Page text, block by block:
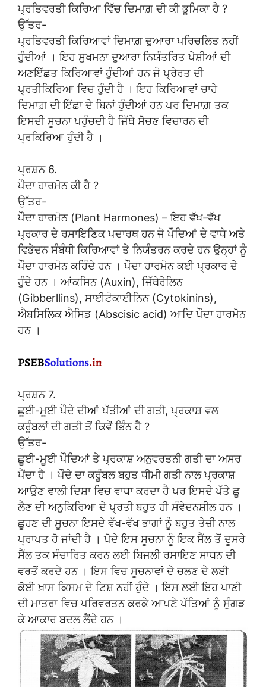
ਪ੍ਰਤਿਵਰਤੀ ਕਿਰਿਆ ਵਿੱਚ ਦਿਮਾਗ਼ ਦੀ ਕੀ ਭੂਮਿਕਾ ਹੈ ?
ਉੱਤਰ-
ਪ੍ਰਤਿਵਰਤੀ ਕਿਰਿਆਵਾਂ ਦਿਮਾਗ਼ ਦੁਆਰਾ ਪਰਿਚਲਿਤ ਨਹੀਂ
ਹੁੰਦੀਆਂ । ਇਹ ਸੁਖਮਨਾ ਦੁਆਰਾ ਨਿਯੰਤਰਿਤ ਪੇਸ਼ੀਆਂ ਦੀ
ਅਣਇੱਛਤ ਕਿਰਿਆਵਾਂ ਹੁੰਦੀਆਂ ਹਨ ਜੋ ਪ੍ਰੇਰਤ ਦੀ
ਪ੍ਰਤੀਕਿਰਿਆ ਵਿਚ ਹੁੰਦੀ ਹੈ । ਇਹ ਕਿਰਿਆਵਾਂ ਚਾਹੇ
ਦਿਮਾਗ਼ ਦੀ ਇੱਛਾ ਦੇ ਬਿਨਾਂ ਹੁੰਦੀਆਂ ਹਨ ਪਰ ਦਿਮਾਗ਼ ਤਕ
ਇਸਦੀ ਸੂਚਨਾ ਪਹੁੰਚਦੀ ਹੈ ਜਿੱਥੇ ਸੋਚਣ ਵਿਚਾਰਨ ਦੀ
ਪ੍ਰਕਿਰਿਆ ਹੁੰਦੀ ਹੈ ।
ਪ੍ਰਸ਼ਨ 6.
ਪੌਦਾ ਹਾਰਮੋਨ ਕੀ ਹੈ ?
ਉੱਤਰ-
ਪੌਦਾ ਹਾਰਮੋਨ (Plant Harmones) – ਇਹ ਵੱਖ-ਵੱਖ
ਪ੍ਰਕਾਰ ਦੇ ਰਸਾਇਣਿਕ ਪਦਾਰਥ ਹਨ ਜੋ ਪੌਦਿਆਂ ਦੇ ਵਾਧੇ ਅਤੇ
ਵਿਭੇਦਨ ਸੰਬੰਧੀ ਕਿਰਿਆਵਾਂ ਤੇ ਨਿਯੰਤਰਨ ਕਰਦੇ ਹਨ ਉਨ੍ਹਾਂ ਨੂੰ
ਪੌਦਾ ਹਾਰਮੋਨ ਕਹਿੰਦੇ ਹਨ । ਪੌਦਾ ਹਾਰਮੋਨ ਕਈ ਪ੍ਰਕਾਰ ਦੇ
ਹੁੰਦੇ ਹਨ । ਆਂਕਸਿਨ (Auxin), ਜਿੱਥੇਰੇਲਿਨ
(Gibberllins), ਸਾਈਟੋਕਾਈਨਿਨ (Cytokinins),
ਐਬਸਿਲਿਕ ਐਸਿਡ (Abscisic acid) ਆਦਿ ਪੌਦਾ ਹਾਰਮੋਨ
ਹਨ ।
ਪ੍ਰਸ਼ਨ 7.
ਛੂਈ-ਮੂਈ ਪੌਦੇ ਦੀਆਂ ਪੱਤੀਆਂ ਦੀ ਗਤੀ, ਪ੍ਰਕਾਸ਼ ਵਲ
ਕਰੂੰਬਲਾਂ ਦੀ ਗਤੀ ਤੋਂ ਕਿਵੇਂ ਭਿੰਨ ਹੈ ?
ਉੱਤਰ-
ਛੂਈ-ਮੂਈ ਪੌਦਿਆਂ ਤੇ ਪ੍ਰਕਾਸ਼ ਅਨੁਵਰਤਨੀ ਗਤੀ ਦਾ ਅਸਰ
ਪੈਂਦਾ ਹੈ । ਪੌਦੇ ਦਾ ਕਰੂੰਬਲ ਬਹੁਤ ਧੀਮੀ ਗਤੀ ਨਾਲ ਪ੍ਰਕਾਸ਼
ਆਉਣ ਵਾਲੀ ਦਿਸ਼ਾ ਵਿਚ ਵਾਧਾ ਕਰਦਾ ਹੈ ਪਰ ਇਸਦੇ ਪੱਤੇ ਛੂ
ਲੈਣ ਦੀ ਅਨੁਕਿਰਿਆ ਦੇ ਪ੍ਰਤੀ ਬਹੁਤ ਹੀ ਸੰਵੇਦਨਸ਼ੀਲ ਹਨ ।
ਛੂਹਣ ਦੀ ਸੂਚਨਾ ਇਸਦੇ ਵੱਖ-ਵੱਖ ਭਾਗਾਂ ਨੂੰ ਬਹੁਤ ਤੇਜ਼ੀ ਨਾਲ
ਪ੍ਰਾਪਤ ਹੋ ਜਾਂਦੀ ਹੈ । ਪੋਦੇ ਇਸ ਸੂਚਨਾ ਨੂੰ ਇਕ ਸੈੱਲ ਤੋਂ ਦੂਸਰੇ
ਸੈੱਲ ਤਕ ਸੰਚਾਰਿਤ ਕਰਨ ਲਈ ਬਿਜਲੀ ਰਸਾਇਣ ਸਾਧਨ ਦੀ
ਵਰਤੋਂ ਕਰਦੇ ਹਨ । ਇਸ ਵਿਚ ਸੂਚਨਾਵਾਂ ਦੇ ਚਲਣ ਦੇ ਲਈ
ਕੋਈ ਖ਼ਾਸ ਕਿਸਮ ਦੇ ਟਿਸ਼ ਨਹੀਂ ਹੁੰਦੇ । ਇਸ ਲਈ ਇਹ ਪਾਣੀ
ਦੀ ਮਾਤਰਾ ਵਿਚ ਪਰਿਵਰਤਨ ਕਰਕੇ ਆਪਣੇ ਪੱਤਿਆਂ ਨੂੰ ਸੁੰਗੜ
ਕੇ ਆਕਾਰ ਬਦਲ ਲੈਂਦੇ ਹਨ ।